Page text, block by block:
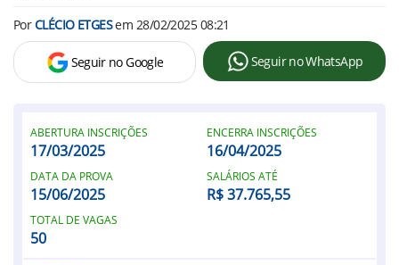
PorCLÉCIO ETGESem 28/02/2025 08:21
Seguir no Google Seguir no WhatsApp
ABERTURA INSCRIÇÕES
17/03/2025
ENCERRA INSCRIÇÕES
16/04/2025
DATA DA PROVA
15/06/2025
SALÁRIOS ATÉ
R$ 37.765,55
TOTAL DE VAGAS
50